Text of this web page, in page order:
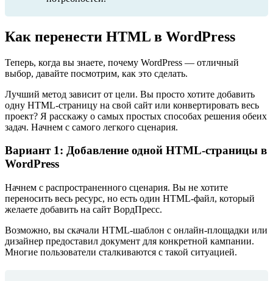
Как перенести HTML в WordPress
Теперь, когда вы знаете, почему WordPress — отличный
выбор, давайте посмотрим, как это сделать.
Лучший метод зависит от цели. Вы просто хотите добавить
одну HTML-страницу на свой сайт или конвертировать весь
проект? Я расскажу о самых простых способах решения обеих
задач. Начнем с самого легкого сценария.
Вариант 1: Добавление одной HTML-страницы в
WordPress
Начнем с распространенного сценария. Вы не хотите
переносить весь ресурс, но есть один HTML-файл, который
желаете добавить на сайт ВордПресс.
Возможно, вы скачали HTML-шаблон с онлайн-площадки или
дизайнер предоставил документ для конкретной кампании.
Многие пользователи сталкиваются с такой ситуацией.